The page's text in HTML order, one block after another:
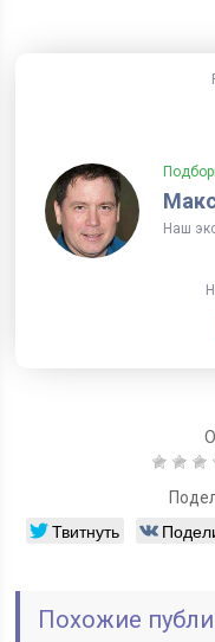
Наш
Твитнуть
Похожие